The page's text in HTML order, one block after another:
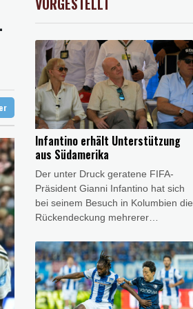
0.32%
Infantino erhält Unterstützung
aus Südamerika
Der unter Druck geratene FIFA-
Präsident Gianni Infantino hat sich
bei seinem Besuch in Kolumbien die
Rückendeckung mehrerer
Verbände gesichert. Allen voran
Alejandro Dominguez, Präsident
des Kontinentalverbandes
CONMEBOL, zeigte sich nach
einem Treffen in Cali versöhnlich.